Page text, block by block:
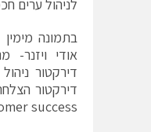
לניהול ערים
בתמונה
אודי ויזנר-
דירקטור
success)